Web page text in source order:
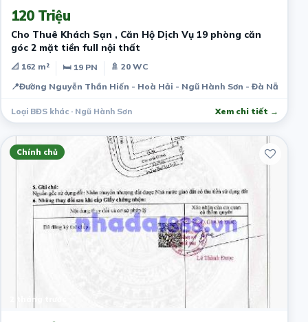
120 Triệu
Cho Thuê Khách Sạn , Căn Hộ Dịch Vụ 19 phòng căn
góc 2 mặt tiền full nội thất
📐 162 m² 🛏 19 PN
🚿 20 WC
📍Đường Nguyễn Thần Hiến - Hoà Hải - Ngũ Hành Sơn - Đà Nẵng
Loại BĐS khác · Ngũ Hành Sơn Xem chi tiết →
Chính chủ
2 tháng trước